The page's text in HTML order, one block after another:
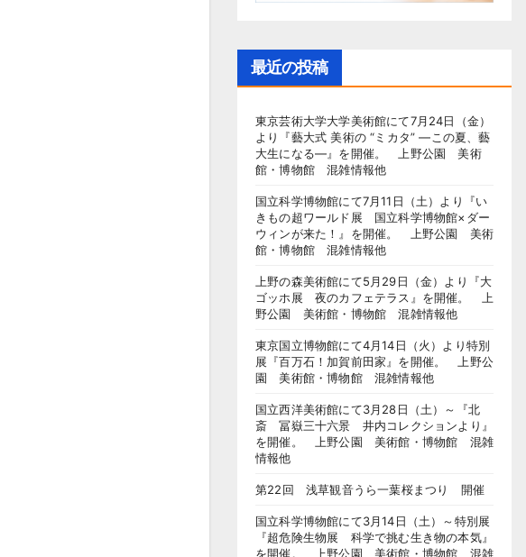
最近の投稿
東京芸術大学大学美術館にて7月24日（金）
より『藝大式 美術の “ミカタ” ―この夏、藝
大生になる―』を開催。 上野公園 美術
館・博物館 混雑情報他
国立科学博物館にて7月11日（土）より『い
きもの超ワールド展 国立科学博物館×ダー
ウィンが来た！』を開催。 上野公園 美術
館・博物館 混雑情報他
上野の森美術館にて5月29日（金）より『大
ゴッホ展 夜のカフェテラス』を開催。 上
野公園 美術館・博物館 混雑情報他
東京国立博物館にて4月14日（火）より特別
展『百万石！加賀前田家』を開催。 上野公
園 美術館・博物館 混雑情報他
国立西洋美術館にて3月28日（土）～『北
斎 冨嶽三十六景 井内コレクションより』
を開催。 上野公園 美術館・博物館 混雑
情報他
第22回 浅草観音うら一葉桜まつり 開催
国立科学博物館にて3月14日（土）～特別展
『超危険生物展 科学で挑む生き物の本気』
を開催。 上野公園 美術館・博物館 混雑